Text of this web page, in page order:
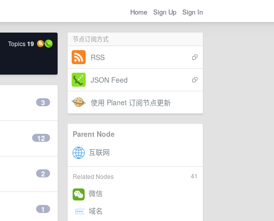
Home Sign Up Sign In
节点订阅方式
RSS
JSON Feed
使用 Planet 订阅节点更新
Parent Node
41
Related Nodes
Topics19
3
12
2
1